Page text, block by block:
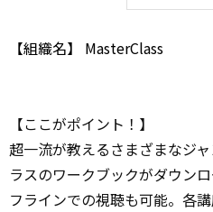
【組織名】 MasterClass
【ここがポイント！】
超一流が教えるさまざまなジ
ラスのワークブックがダウン
フラインでの視聴も可能。各